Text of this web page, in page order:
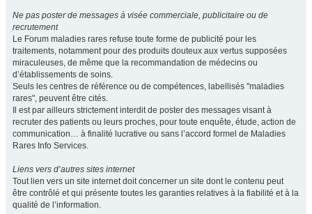
Ne pas poster de messages à visée commerciale, publicitaire ou de
recrutement
Le Forum maladies rares refuse toute forme de publicité pour les
traitements, notamment pour des produits douteux aux vertus supposées
miraculeuses, de même que la recommandation de médecins ou
d’établissements de soins.
Seuls les centres de référence ou de compétences, labellisés "maladies
rares", peuvent être cités.
Il est par ailleurs strictement interdit de poster des messages visant à
recruter des patients ou leurs proches, pour toute enquête, étude, action de
communication… à finalité lucrative ou sans l’accord formel de Maladies
Rares Info Services.
Liens vers d’autres sites internet
Tout lien vers un site internet doit concerner un site dont le contenu peut
être contrôlé et qui présente toutes les garanties relatives à la fiabilité et à la
qualité de l’information.